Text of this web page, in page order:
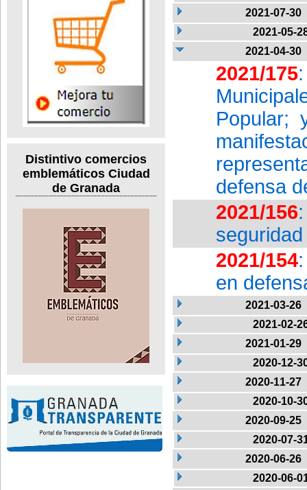
Distintivo comercios
emblemáticos Ciudad
de Granada
2021-07-30
2021-05-
2021-04-30
2021/175
Popular;
defensa
2021/156
2021/154
en
2021-03-26
2021-02-
2021-01-29
2020-12-
2020-11-27
2020-10-
2020-09-25
2020-07-
2020-06-26
2020-06-